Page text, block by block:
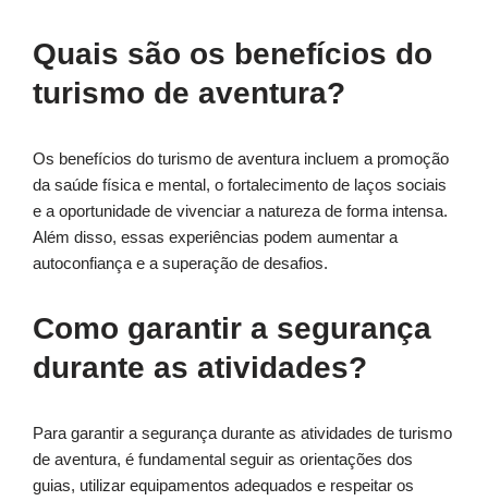
Quais são os benefícios do
turismo de aventura?
Os benefícios do turismo de aventura incluem a promoção
da saúde física e mental, o fortalecimento de laços sociais
e a oportunidade de vivenciar a natureza de forma intensa.
Além disso, essas experiências podem aumentar a
autoconfiança e a superação de desafios.
Como garantir a segurança
durante as atividades?
Para garantir a segurança durante as atividades de turismo
de aventura, é fundamental seguir as orientações dos
guias, utilizar equipamentos adequados e respeitar os